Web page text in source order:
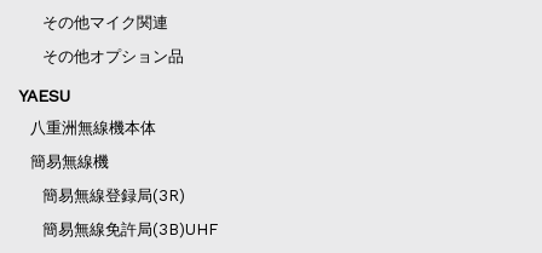
その他マイク関連
その他オプション品
YAESU
八重洲無線機本体
簡易無線機
簡易無線登録局(3R)
簡易無線免許局(3B)UHF